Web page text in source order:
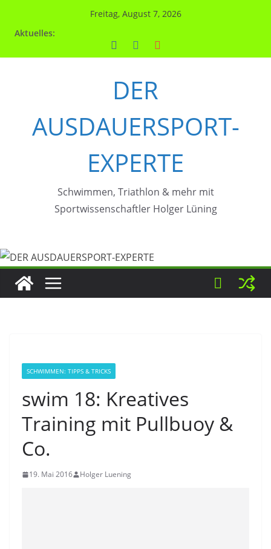
Freitag, August 7, 2026
Aktuelles:
DER
AUSDAUERSPORT-
EXPERTE
Schwimmen, Triathlon & mehr mit
Sportwissenschaftler Holger Lüning
SCHWIMMEN: TIPPS & TRICKS
swim 18: Kreatives
Training mit Pullbuoy &
Co.
19. Mai 2016 Holger Luening